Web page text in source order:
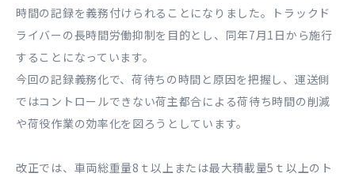
時間の記録を義務付けられることになりました。トラックド
ライバーの長時間労働抑制を目的とし、同年7月1日から施行
することになっています。
今回の記録義務化で、荷待ちの時間と原因を把握し、運送側
ではコントロールできない荷主都合による荷待ち時間の削減
や荷役作業の効率化を図ろうとしています。
改正では、車両総重量8ｔ以上または最大積載量5ｔ以上のト